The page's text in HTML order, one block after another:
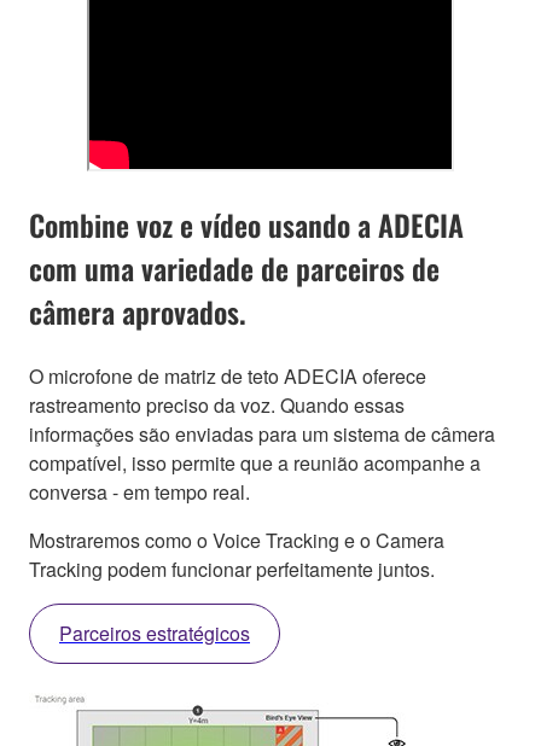
Combine voz e vídeo usando a ADECIA
com uma variedade de parceiros de
câmera aprovados.
O microfone de matriz de teto ADECIA oferece
rastreamento preciso da voz. Quando essas
informações são enviadas para um sistema de câmera
compatível, isso permite que a reunião acompanhe a
conversa - em tempo real.
Mostraremos como o Voice Tracking e o Camera
Tracking podem funcionar perfeitamente juntos.
Parceiros estratégicos